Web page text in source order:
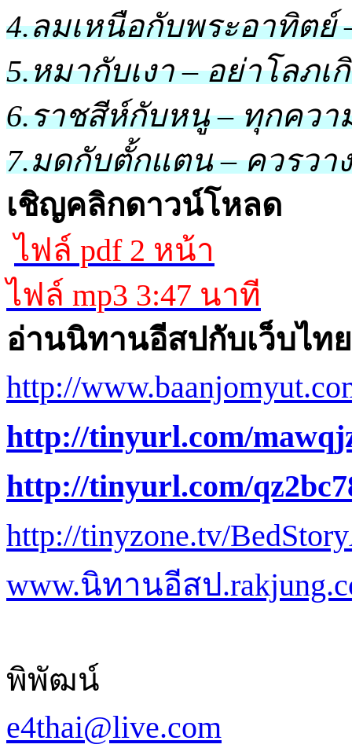
4.ลมเหนือกับพระอาทิตย์
5.หมากับเงา – อย่าโลภเ
6.ราชสีห์กับหนู – ทุกควา
7.มดกับตั้กแตน – ควรวา
เชิญคลิกดาวน์โหลด
ไฟล์ pdf 2 หน้า
ไฟล์ mp3 3:47 นาที
อ่านนิทานอีสปกับเว็บไทย
http://
http://tinyurl.com/
http://tinyurl.com/
http://tinyzone.tv/
www.นิทานอีสป.
พิพัฒน์
e4thai@live.com